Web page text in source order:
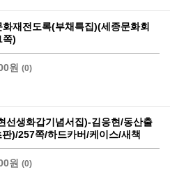
재전도록(부채특집)(세종문화회
쪽)
원 (0)
선생화갑기념서집)-김응현/동산출
)/257쪽/하드카버/케이스/새책
원 (0)